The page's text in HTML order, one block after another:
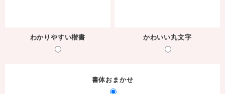
わかりやすい楷書 かわいい丸文字
書体おまかせ